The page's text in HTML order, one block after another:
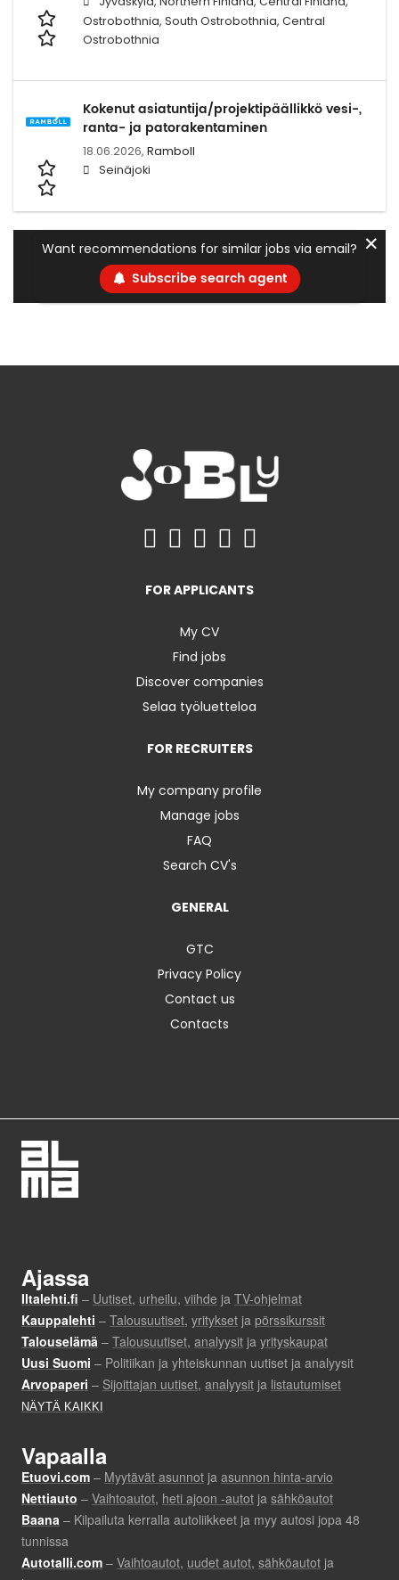
Ostrobothnia, South Ostrobothnia, Central
Ostrobothnia
Kokenut asiatuntija/projektipäällikkö vesi-,
ranta- ja patorakentaminen
18.06.2026, Ramboll
Seinäjoki
Want recommendations for similar jobs via email?
Subscribe search agent
✕
FOR APPLICANTS
My CV
Find jobs
Discover companies
Selaa työluetteloa
FOR RECRUITERS
My company profile
Manage jobs
FAQ
Search CV's
GENERAL
GTC
Privacy Policy
Contact us
Contacts